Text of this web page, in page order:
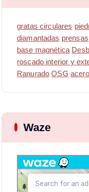
gratas circulares
diamantadas prensas
base magnética
roscado interior y
Ranurado OSG
Waze